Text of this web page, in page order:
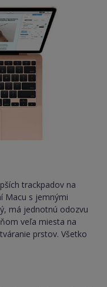
trackpadov na
Macu s jemnými
má jednotnú odozvu
veľa miesta na
prstov. Všetko